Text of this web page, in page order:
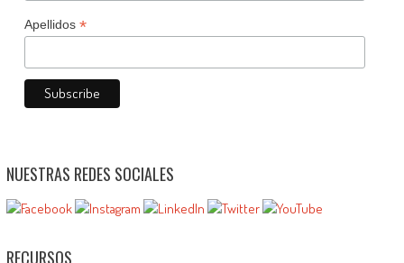
Apellidos *
NUESTRAS REDES SOCIALES
RECURSOS